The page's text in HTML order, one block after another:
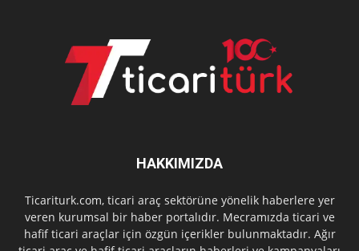
HAKKIMIZDA
Ticariturk.com, ticari araç sektörüne yönelik haberlere yer
veren kurumsal bir haber portalıdır. Mecramızda ticari ve
hafif ticari araçlar için özgün içerikler bulunmaktadır. Ağır